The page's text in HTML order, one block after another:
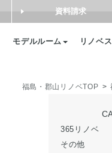
モデルルーム リノベ
資料請求
福島・郡山リノベTOP
365リノベ
その他